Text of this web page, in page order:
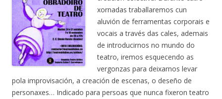
xornadas traballaremos cun
aluvión de ferramentas corporais e
vocais a través das cales, ademais
de introducirnos no mundo do
teatro, iremos esquecendo as
vergonzas para deixarnos levar
pola improvisación, a creación de escenas, o deseño de
personaxes… Indicado para persoas que nunca fixeron teatro